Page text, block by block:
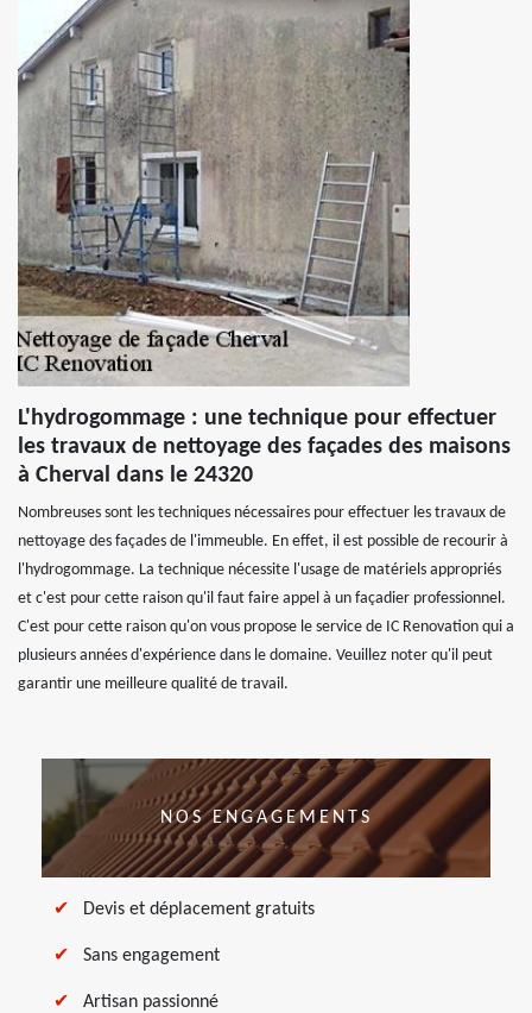
L'hydrogommage : une technique pour effectuer
les travaux de nettoyage des façades des maisons
à Cherval dans le 24320
Nombreuses sont les techniques nécessaires pour effectuer les travaux de
nettoyage des façades de l'immeuble. En effet, il est possible de recourir à
l'hydrogommage. La technique nécessite l'usage de matériels appropriés
et c'est pour cette raison qu'il faut faire appel à un façadier professionnel.
C'est pour cette raison qu'on vous propose le service de IC Renovation qui a
plusieurs années d'expérience dans le domaine. Veuillez noter qu'il peut
garantir une meilleure qualité de travail.
NOS ENGAGEMENTS
Devis et déplacement gratuits
Sans engagement
Artisan passionné